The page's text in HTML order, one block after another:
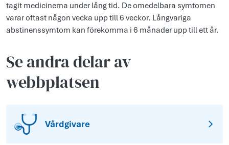
tagit medicinerna under lång tid. De omedelbara symtomen
varar oftast någon vecka upp till 6 veckor. Långvariga
abstinenssymtom kan förekomma i 6 månader upp till ett år.
Se andra delar av
webbplatsen
Vårdgivare